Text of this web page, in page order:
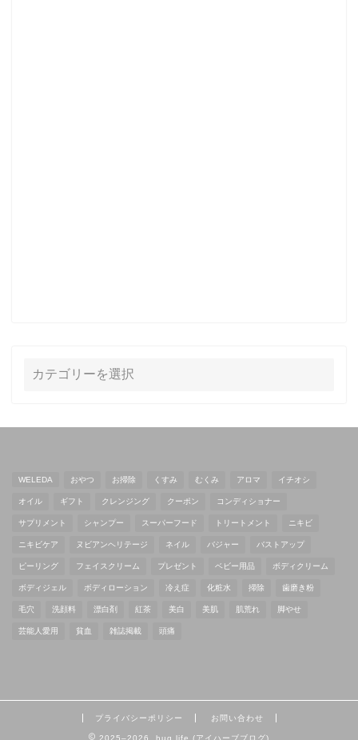
WELEDA おやつ お掃除 くすみ むくみ アロマ イチオシ
オイル ギフト クレンジング クーポン コンディショナー
サプリメント シャンプー スーパーフード トリートメント ニキビ
ニキビケア ヌビアンヘリテージ ネイル バジャー バストアップ
ピーリング フェイスクリーム プレゼント ベビー用品 ボディクリーム
ボディジェル ボディローション 冷え症 化粧水 掃除 歯磨き粉
毛穴 洗顔料 漂白剤 紅茶 美白 美肌 肌荒れ 脚やせ
芸能人愛用 貧血 雑誌掲載 頭痛
プライバシーポリシー お問い合わせ
2025–2026 hug life (アイハーブブログ)